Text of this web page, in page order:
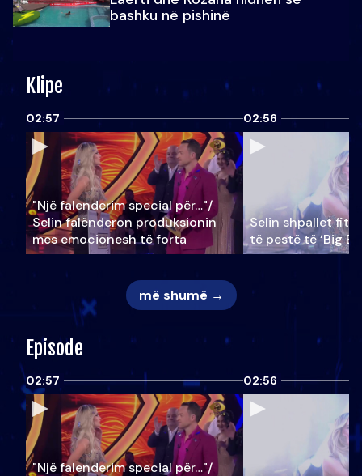
bashku në pishinë
Klipe
02:57
"Një falenderim special për…"/
Selin falënderon produksionin
mes emocionesh të forta
02:56
Selin shpallet
të pestë të ‘Big
më shumë →
Episode
02:57
"Një falenderim special për…"/
02:56